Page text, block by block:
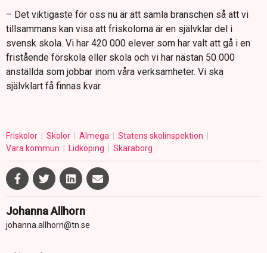
– Det viktigaste för oss nu är att samla branschen så att vi
tillsammans kan visa att friskolorna är en självklar del i
svensk skola. Vi har 420 000 elever som har valt att gå i en
fristående förskola eller skola och vi har nästan 50 000
anställda som jobbar inom våra verksamheter. Vi ska
självklart få finnas kvar.
Friskolor Skolor Almega
Statens skolinspektion
Vara kommun
Lidköping Skaraborg
Johanna Allhorn
johanna.allhorn@tn.se